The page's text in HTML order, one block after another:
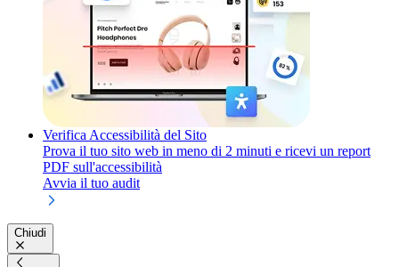
Verifica Accessibilità del Sito
Prova il tuo sito web in meno di 2 minuti e ricevi un report
PDF sull'accessibilità
Avvia il tuo audit
Chiudi